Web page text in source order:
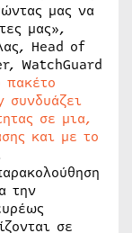
μας να
μας»,
Head of
WatchGuard
πακέτο
σε μια,
και με το
την
σε